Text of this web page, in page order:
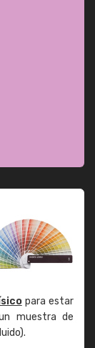
para estar
muestra de